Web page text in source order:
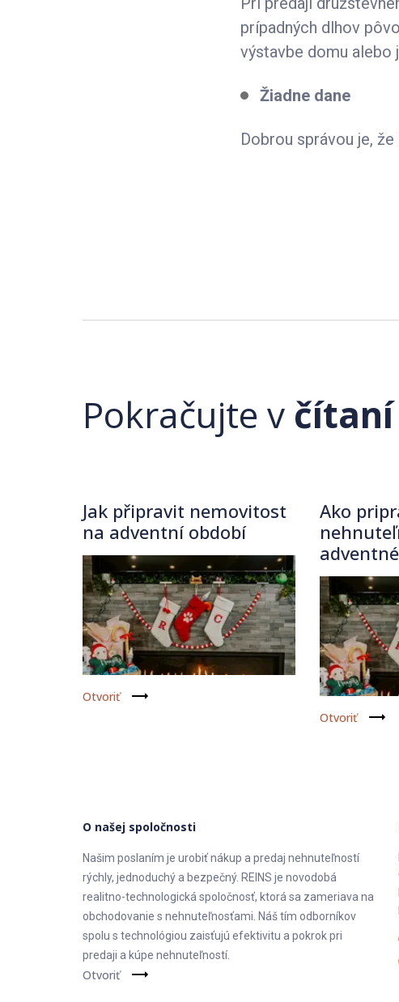
prípadných dlhov
výstavbe domu alebo
Žiadne dane
Dobrou správou je,
Pokračujte v čítaní
Jak připravit nemovitost
na adventní období
Otvoriť
Ako
Otvoriť
O našej spoločnosti
Našim poslaním je urobiť nákup a predaj nehnuteľností
rýchly, jednoduchý a bezpečný. REINS je novodobá
realitno-technologická spoločnosť, ktorá sa zameriava na
obchodovanie s nehnuteľnosťami. Náš tím odborníkov
spolu s technológiou zaisťujú efektivitu a pokrok pri
predaji a kúpe nehnuteľností.
Otvoriť